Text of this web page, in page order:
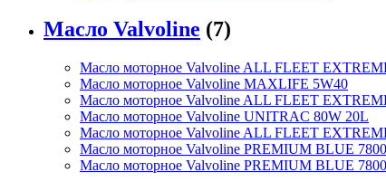
Масло Valvoline (7)
Масло моторное Valvoline ALL FLEET
Масло моторное Valvoline MAXLIFE 5W40
Масло моторное Valvoline ALL FLEET
Масло моторное Valvoline UNITRAC 80W 20L
Масло моторное Valvoline ALL FLEET
Масло моторное Valvoline PREMIUM BLUE
Масло моторное Valvoline PREMIUM BLUE